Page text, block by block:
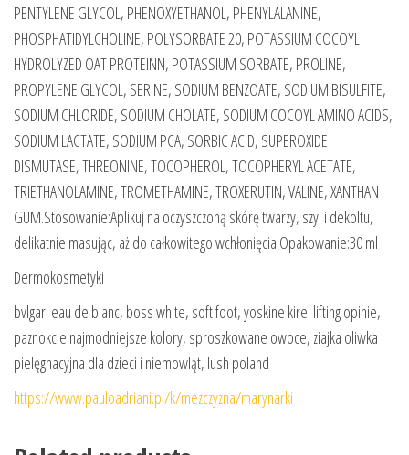
PENTYLENE GLYCOL, PHENOXYETHANOL, PHENYLALANINE,
PHOSPHATIDYLCHOLINE, POLYSORBATE 20, POTASSIUM COCOYL
HYDROLYZED OAT PROTEINN, POTASSIUM SORBATE, PROLINE,
PROPYLENE GLYCOL, SERINE, SODIUM BENZOATE, SODIUM BISULFITE,
SODIUM CHLORIDE, SODIUM CHOLATE, SODIUM COCOYL AMINO ACIDS,
SODIUM LACTATE, SODIUM PCA, SORBIC ACID, SUPEROXIDE
DISMUTASE, THREONINE, TOCOPHEROL, TOCOPHERYL ACETATE,
TRIETHANOLAMINE, TROMETHAMINE, TROXERUTIN, VALINE, XANTHAN
GUM.Stosowanie:Aplikuj na oczyszczoną skórę twarzy, szyi i dekoltu,
delikatnie masując, aż do całkowitego wchłonięcia.Opakowanie:30 ml
Dermokosmetyki
bvlgari eau de blanc, boss white, soft foot, yoskine kirei lifting opinie,
paznokcie najmodniejsze kolory, sproszkowane owoce, ziajka oliwka
pielęgnacyjna dla dzieci i niemowląt, lush poland
https://www.pauloadriani.pl/k/mezczyzna/marynarki